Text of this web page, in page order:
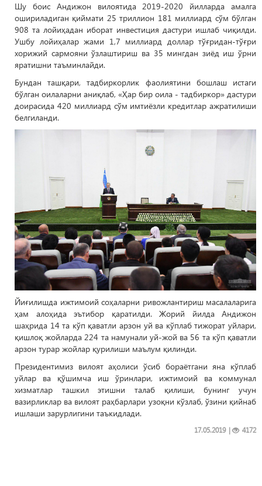
Шу боис Андижон вилоятида 2019-2020 йилларда амалга
ошириладиган қиймати 25 триллион 181 миллиард сўм бўлган
908 та лойиҳадан иборат инвестиция дастури ишлаб чиқилди.
Ушбу лойиҳалар жами 1,7 миллиард доллар тўғридан-тўғри
хорижий сармояни ўзлаштириш ва 35 мингдан зиёд иш ўрни
яратишни таъминлайди.
Бундан ташқари, тадбиркорлик фаолиятини бошлаш истаги
бўлган оилаларни аниқлаб, «Ҳар бир оила - тадбиркор» дастури
доирасида 420 миллиард сўм имтиёзли кредитлар ажратилиши
белгиланди.
Йиғилишда ижтимоий соҳаларни ривожлантириш масалаларига
ҳам алоҳида эътибор қаратилди. Жорий йилда Андижон
шаҳрида 14 та кўп қаватли арзон уй ва кўплаб тижорат уйлари,
қишлоқ жойларда 224 та намунали уй-жой ва 56 та кўп қаватли
арзон турар жойлар қурилиши маълум қилинди.
Президентимиз вилоят аҳолиси ўсиб бораётгани яна кўплаб
уйлар ва қўшимча иш ўринлари, ижтимоий ва коммунал
хизматлар ташкил этишни талаб қилиши, бунинг учун
вазирликлар ва вилоят раҳбарлари узоқни кўзлаб, ўзини қийнаб
ишлаши зарурлигини таъкидлади.
| 4172
17.05.2019